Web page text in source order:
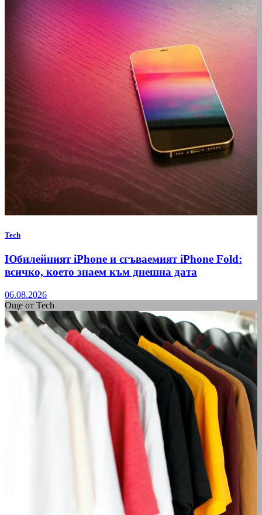
Tech
Юбилейният iPhone и сгъваемият iPhone Fold:
всичко, което знаем към днешна дата
06.08.2026
Още от Tech